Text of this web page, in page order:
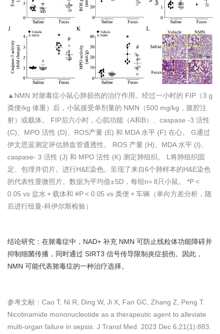
▲NMN 对脓毒症小鼠心肺损伤的治疗作用。经过一小时的 FIP（3 g
粪便/kg 体重）后，小鼠接受单剂量的 NMN（500 mg/kg，腹腔注
射）或载体。 FIP后六小时，心肌功能（A和B）、caspase -3 活性
(C)、MPO 活性 (D)、ROS产量 (E) 和 MDA 水平 (F) 在心。 G通过
伊文思蓝测定评估肺血管通透性。 ROS 产量 (H)、MDA 水平 (I)、
caspase- 3 活性 (J) 和 MPO 活性 (K) 测定肺组织。 L将肺组织固
定、包埋并切片。进行H&E染色。呈现了来自6个肺样本的H&E染色
的代表性显微照片。数据为平均值±SD，每组n= 8只小鼠。 *P <
0.05 vs 盐水 + 载体和 #P < 0.05 vs 粪便 + 车辆（单向方差分析，随
后进行纽曼-科伊尔斯检验）
结论研究：在脓毒症中，NAD+ 补充 NMN 可防止线粒体功能障碍并
抑制细菌传播，同时通过 SIRT3 信号传导限制炎症损伤。因此，
NMN 可能代表脓毒症的一种治疗选择。
参考文献：Cao T, Ni R, Ding W, Ji X, Fan GC, Zhang Z, Peng T.
Nicotinamide mononucleotide as a therapeutic agent to alleviate
multi-organ failure in sepsis. J Transl Med. 2023 Dec 6;21(1):883.